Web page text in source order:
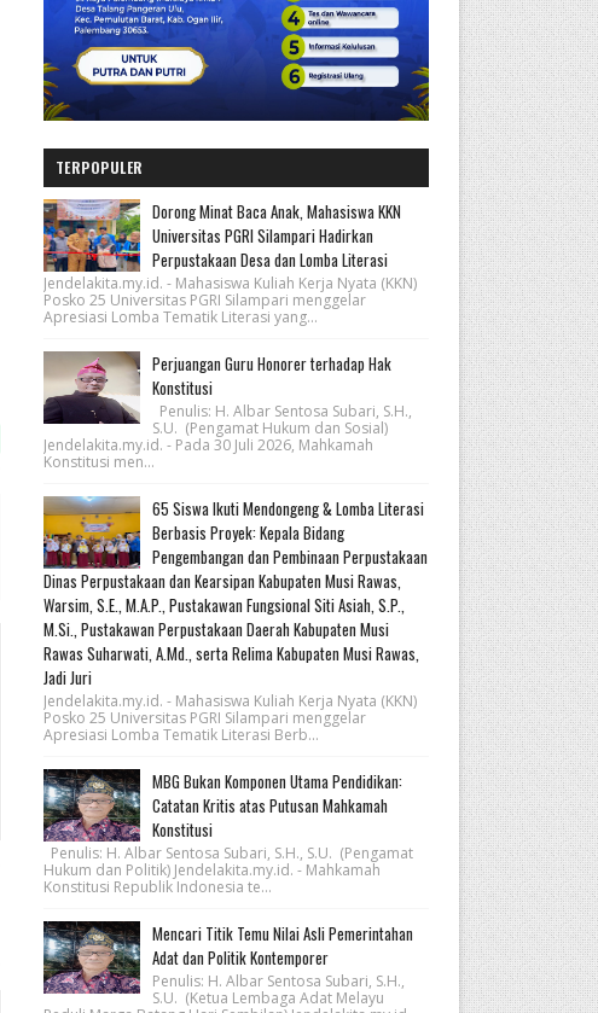
TERPOPULER
Dorong Minat Baca Anak, Mahasiswa KKN
Universitas PGRI Silampari Hadirkan
Perpustakaan Desa dan Lomba Literasi
Jendelakita.my.id. - Mahasiswa Kuliah Kerja Nyata (KKN)
Posko 25 Universitas PGRI Silampari menggelar
Apresiasi Lomba Tematik Literasi yang...
Perjuangan Guru Honorer terhadap Hak
Konstitusi
Penulis: H. Albar Sentosa Subari, S.H.,
S.U. (Pengamat Hukum dan Sosial)
Jendelakita.my.id. - Pada 30 Juli 2026, Mahkamah
Konstitusi men...
65 Siswa Ikuti Mendongeng & Lomba Literasi
Berbasis Proyek: Kepala Bidang
Pengembangan dan Pembinaan Perpustakaan
Dinas Perpustakaan dan Kearsipan Kabupaten Musi Rawas,
Warsim, S.E., M.A.P., Pustakawan Fungsional Siti Asiah, S.P.,
M.Si., Pustakawan Perpustakaan Daerah Kabupaten Musi
Rawas Suharwati, A.Md., serta Relima Kabupaten Musi Rawas,
Jadi Juri
Jendelakita.my.id. - Mahasiswa Kuliah Kerja Nyata (KKN)
Posko 25 Universitas PGRI Silampari menggelar
Apresiasi Lomba Tematik Literasi Berb...
MBG Bukan Komponen Utama Pendidikan:
Catatan Kritis atas Putusan Mahkamah
Konstitusi
Penulis: H. Albar Sentosa Subari, S.H., S.U. (Pengamat
Hukum dan Politik) Jendelakita.my.id. - Mahkamah
Konstitusi Republik Indonesia te...
Mencari Titik Temu Nilai Asli Pemerintahan
Adat dan Politik Kontemporer
Penulis: H. Albar Sentosa Subari, S.H.,
S.U. (Ketua Lembaga Adat Melayu